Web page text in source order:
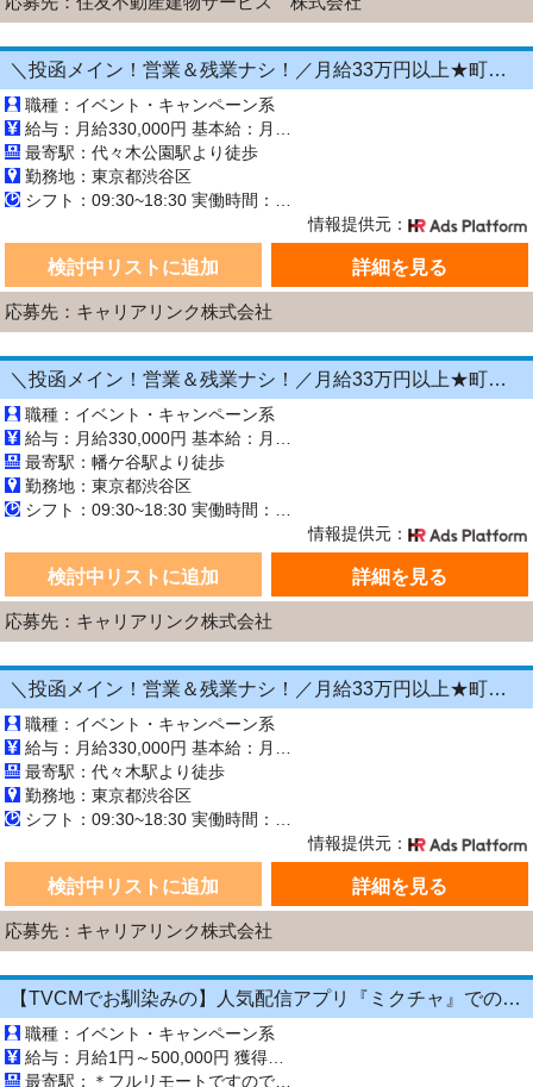
＼投函メイン！営業＆残業ナシ！／月給33万円以上★町歩きをしながら投函♪20～50代活...
職種：イベント・キャンペーン系
最寄駅：代々木公園駅より徒歩
勤務地：東京都渋谷区
情報提供元：
検討中リストに追加 詳細を見る
応募先：キャリアリンク株式会社
＼投函メイン！営業＆残業ナシ！／月給33万円以上★町歩きをしながら投函♪20～50代活...
職種：イベント・キャンペーン系
最寄駅：幡ケ谷駅より徒歩
勤務地：東京都渋谷区
情報提供元：
検討中リストに追加 詳細を見る
応募先：キャリアリンク株式会社
＼投函メイン！営業＆残業ナシ！／月給33万円以上★町歩きをしながら投函♪20～50代活...
職種：イベント・キャンペーン系
最寄駅：代々木駅より徒歩
勤務地：東京都渋谷区
情報提供元：
検討中リストに追加 詳細を見る
応募先：キャリアリンク株式会社
【TVCMでお馴染みの】人気配信アプリ『ミクチャ』でのライブ配信のお仕事
職種：イベント・キャンペーン系